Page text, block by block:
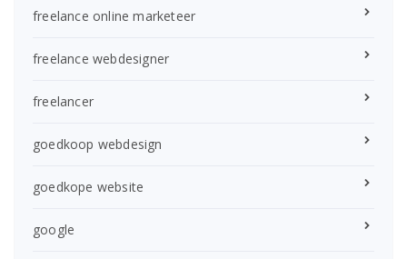
freelance online marketeer
freelance webdesigner
freelancer
goedkoop webdesign
goedkope website
google